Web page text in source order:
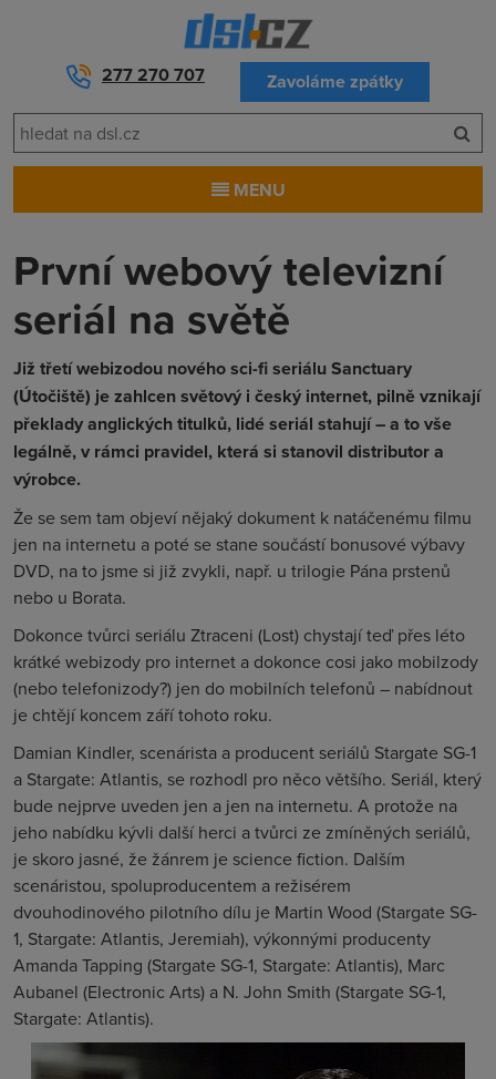
277 270 707 Zavoláme zpátky
MENU
První webový televizní
seriál na světě
Již třetí webizodou nového sci-fi seriálu Sanctuary
(Útočiště) je zahlcen světový i český internet, pilně vznikají
překlady anglických titulků, lidé seriál stahují – a to vše
legálně, v rámci pravidel, která si stanovil distributor a
výrobce.
Že se sem tam objeví nějaký dokument k natáčenému filmu
jen na internetu a poté se stane součástí bonusové výbavy
DVD, na to jsme si již zvykli, např. u trilogie Pána prstenů
nebo u Borata.
Dokonce tvůrci seriálu Ztraceni (Lost) chystají teď přes léto
krátké webizody pro internet a dokonce cosi jako mobilzody
(nebo telefonizody?) jen do mobilních telefonů – nabídnout
je chtějí koncem září tohoto roku.
Damian Kindler, scenárista a producent seriálů Stargate SG-1
a Stargate: Atlantis, se rozhodl pro něco většího. Seriál, který
bude nejprve uveden jen a jen na internetu. A protože na
jeho nabídku kývli další herci a tvůrci ze zmíněných seriálů,
je skoro jasné, že žánrem je science fiction. Dalším
scenáristou, spoluproducentem a režisérem
dvouhodinového pilotního dílu je Martin Wood (Stargate SG-
1, Stargate: Atlantis, Jeremiah), výkonnými producenty
Amanda Tapping (Stargate SG-1, Stargate: Atlantis), Marc
Aubanel (Electronic Arts) a N. John Smith (Stargate SG-1,
Stargate: Atlantis).